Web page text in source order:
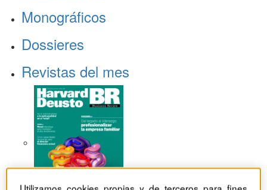
Monográficos
Dossieres
Revistas del mes